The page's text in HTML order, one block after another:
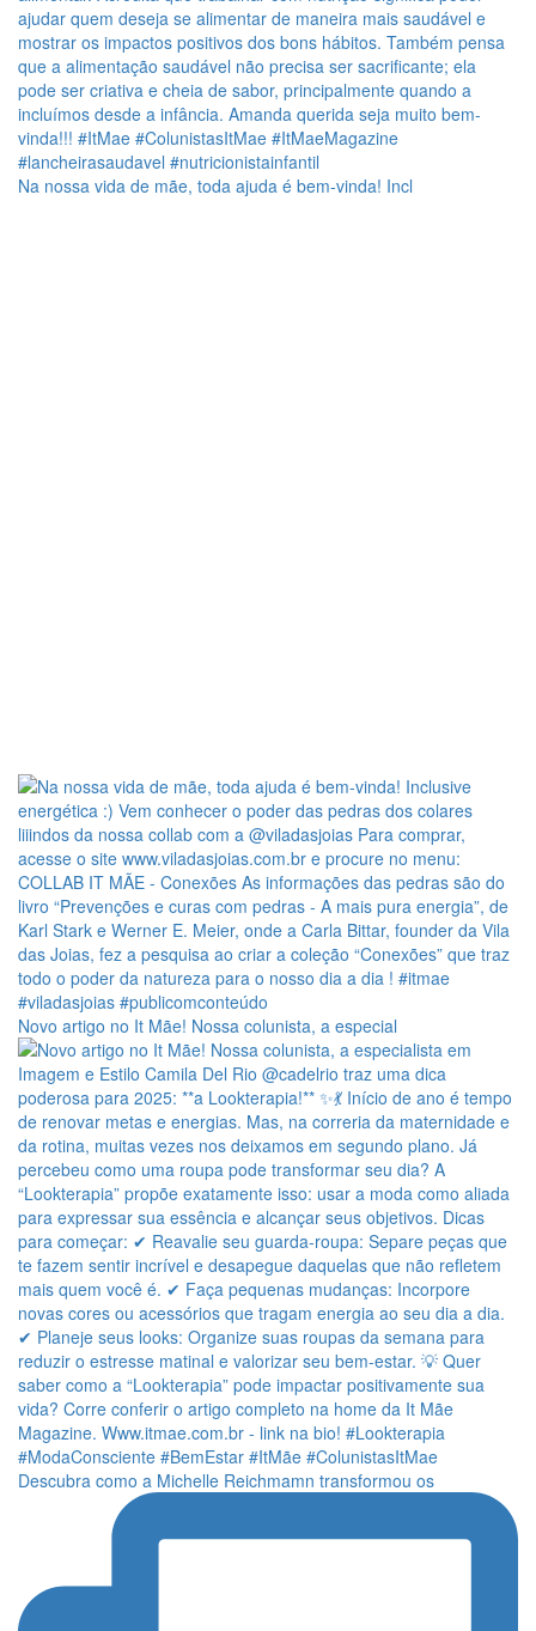
Na nossa vida de mãe, toda ajuda é bem-vinda! Incl
Novo artigo no It Mãe! Nossa colunista, a especial
Descubra como a Michelle Reichmamn transformou os